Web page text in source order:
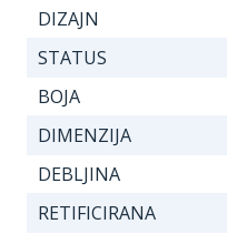
DIZAJN
STATUS
BOJA
DIMENZIJA
DEBLJINA
RETIFICIRANA